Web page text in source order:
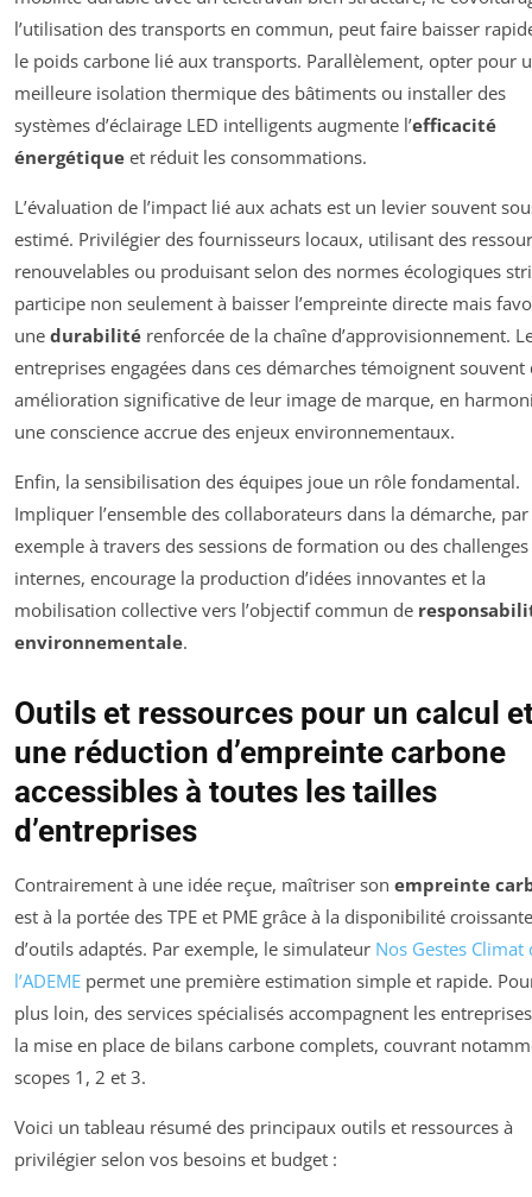
l’utilisation des transports en commun, peut faire baisser
le poids carbone lié aux transports. Parallèlement, opter pour
meilleure isolation thermique des bâtiments ou installer des
systèmes d’éclairage LED intelligents augmente l’efficacité
énergétique et réduit les consommations.
L’évaluation de l’impact lié aux achats est un levier souvent
estimé. Privilégier des fournisseurs locaux, utilisant des
renouvelables ou produisant selon des normes écologiques
participe non seulement à baisser l’empreinte directe mais
une durabilité renforcée de la chaîne d’approvisionnement.
entreprises engagées dans ces démarches témoignent souvent
amélioration significative de leur image de marque, en
une conscience accrue des enjeux environnementaux.
Enfin, la sensibilisation des équipes joue un rôle fondamental.
Impliquer l’ensemble des collaborateurs dans la démarche, par
exemple à travers des sessions de formation ou des challenges
internes, encourage la production d’idées innovantes et la
mobilisation collective vers l’objectif commun de
environnementale.
Outils et ressources pour un calcul
une réduction d’empreinte carbone
accessibles à toutes les tailles
d’entreprises
Contrairement à une idée reçue, maîtriser son empreinte
est à la portée des TPE et PME grâce à la disponibilité croissante
d’outils adaptés. Par exemple, le simulateur Nos Gestes Climat
l’ADEME permet une première estimation simple et rapide.
plus loin, des services spécialisés accompagnent les
la mise en place de bilans carbone complets, couvrant
scopes 1, 2 et 3.
Voici un tableau résumé des principaux outils et ressources à
privilégier selon vos besoins et budget :